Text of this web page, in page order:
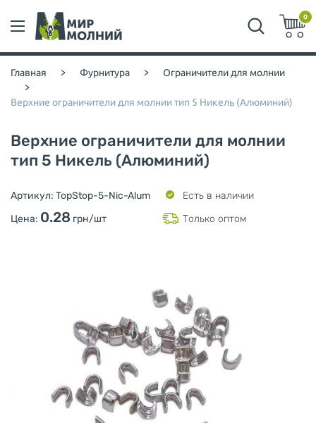
0
Главная > Фурнитура > Ограничители для молнии
>
Верхние ограничители для молнии тип 5 Никель (Алюминий)
Верхние ограничители для молнии
тип 5 Никель (Алюминий)
Артикул: TopStop-5-Nic-Alum
Есть в наличии
Цена: 0.28 грн/шт Только оптом